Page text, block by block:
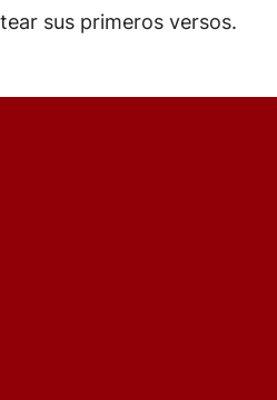
sus primeros versos.